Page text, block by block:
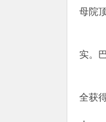
母院
实。
全获